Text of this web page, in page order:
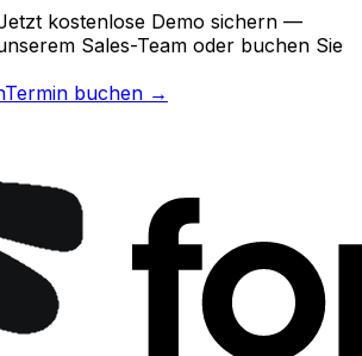
kostenlose Demo sichern —
Sales-Team oder buchen Sie
Termin buchen →